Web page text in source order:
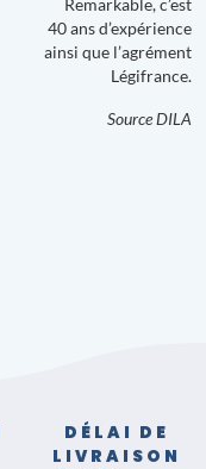
Remarkable, c’est
40 ans d’expérience
ainsi que l’agrément
Légifrance.
Source DILA
DÉLAI DE
LIVRAISON